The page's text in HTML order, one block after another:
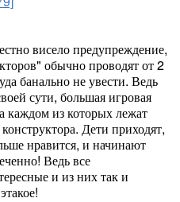
висело предупреждение,
обычно проводят от 2
банально не увести. Ведь
сути, большая игровая
каждом из которых лежат
Дети приходят,
нравится, и начинают
Ведь все
и из них так и